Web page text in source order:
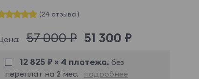
(24 отзыва )
57 000 ₽ 51 300 ₽
12 825 ₽ × 4 платежа, без
переплат на 2 мес.
подробнее